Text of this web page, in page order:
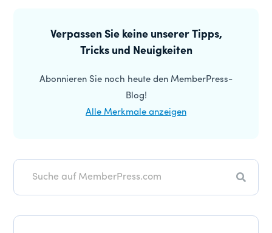
Seitenleiste
Verpassen Sie keine unserer Tipps,
Tricks und Neuigkeiten
Abonnieren Sie noch heute den MemberPress-
Blog!
Alle Merkmale anzeigen
Suche